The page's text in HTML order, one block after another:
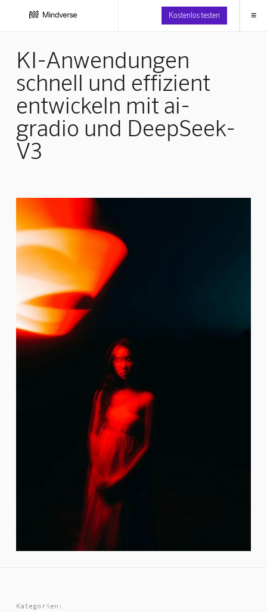
Kostenlos testen ≡
KI-Anwendungen
schnell und effizient
entwickeln mit ai-
gradio und DeepSeek-
V3
Kategorien: